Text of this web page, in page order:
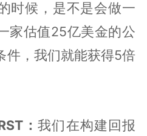
时候，是不是会做一
家估值25亿美金的公
件，我们就能获得5倍
：我们在构建回报